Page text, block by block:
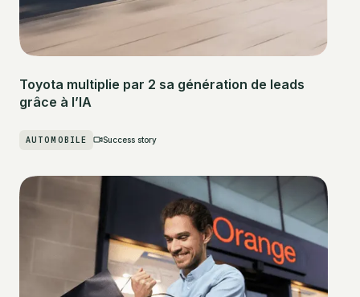
Toyota multiplie par 2 sa génération de leads
grâce à l’IA
AUTOMOBILE Success story